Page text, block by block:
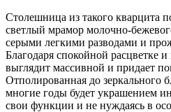
Столешница из такого кварцита
светлый мрамор молочно-
серыми легкими разводами и
Благодаря спокойной расцветке
выглядит массивной и придает
Отполированная до зеркального
многие годы будет украшением
свои функции и не нуждаясь в